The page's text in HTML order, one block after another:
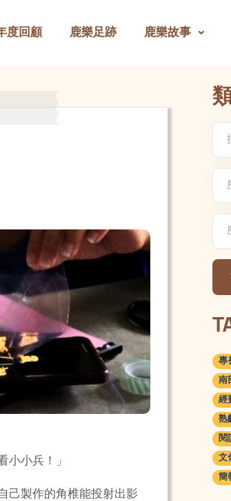
度回顧 鹿樂足跡 鹿樂故事
小小兵！」
己製作的角椎能投射出影
專
南
經
熟
閱
文
簡